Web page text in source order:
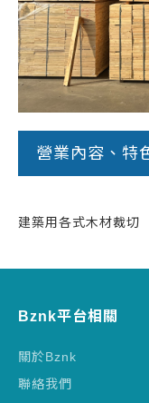
知識專區
平台介紹
營業內容、特
建築用各式木材裁切
Bznk平台相關
關於Bznk
聯絡我們